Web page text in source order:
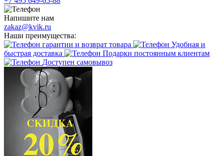
Напишите нам
zakaz@kvik.ru
Наши преимущества:
гарантии и возврат товара
Удобная и
быстрая доставка
Подарки постоянным клиентам
Доступен самовывоз